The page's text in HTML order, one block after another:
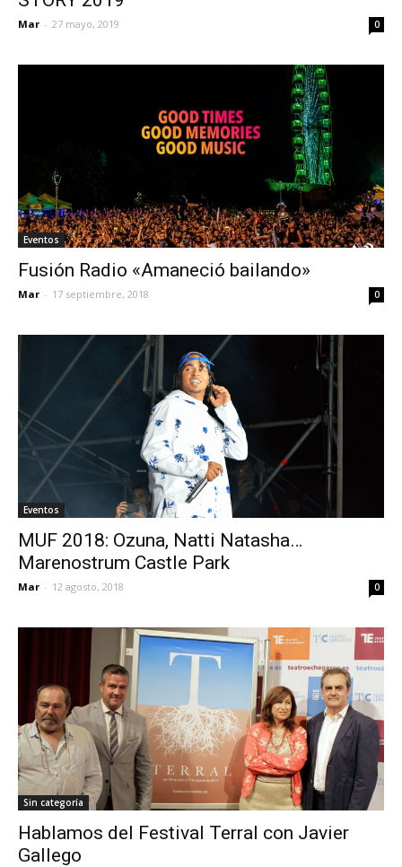
Mar - 27 mayo, 2019 0
Eventos
Fusión Radio «Amaneció bailando»
Mar - 17 septiembre, 2018 0
Eventos
MUF 2018: Ozuna, Natti Natasha…
Marenostrum Castle Park
Mar - 12 agosto, 2018 0
Sin categoría
Hablamos del Festival Terral con Javier
Gallego